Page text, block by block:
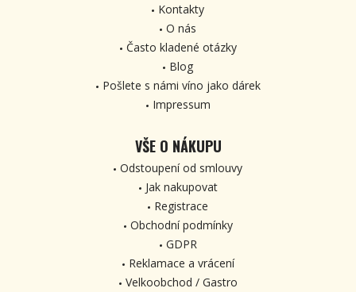
Kontakty
O nás
Často kladené otázky
Blog
Pošlete s námi víno jako dárek
Impressum
VŠE O NÁKUPU
Odstoupení od smlouvy
Jak nakupovat
Registrace
Obchodní podmínky
GDPR
Reklamace a vrácení
Velkoobchod / Gastro